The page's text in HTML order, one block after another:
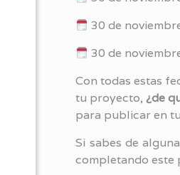
30 de
30 de
Con todas estas
tu proyecto,¿de
para publicar en
Si sabes de
completando este